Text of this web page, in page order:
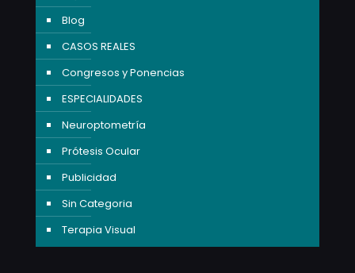
Blog
CASOS REALES
Congresos y Ponencias
ESPECIALIDADES
Neuroptometría
Prótesis Ocular
Publicidad
Sin Categoria
Terapia Visual